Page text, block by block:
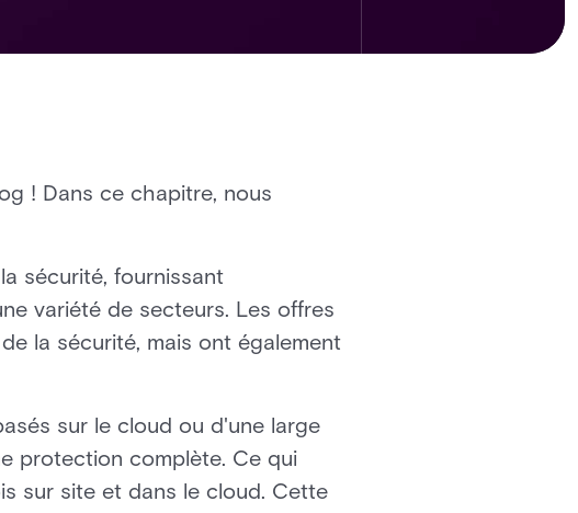
! Dans ce chapitre, nous
sécurité, fournissant
variété de secteurs. Les offres
la sécurité, mais ont également
sur le cloud ou d'une large
protection complète. Ce qui
sur site et dans le cloud. Cette